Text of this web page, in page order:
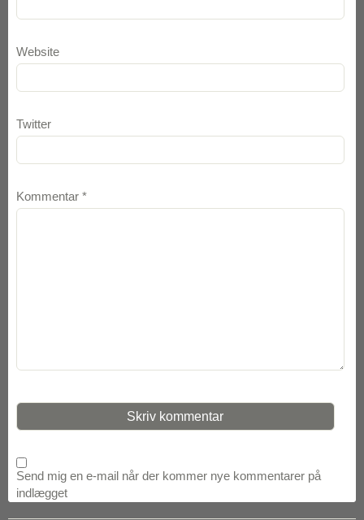
Website
Twitter
Kommentar *
Send mig en e-mail når der kommer nye kommentarer på
indlægget